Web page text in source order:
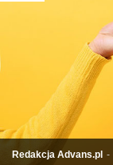
Redakcja Advans.pl -